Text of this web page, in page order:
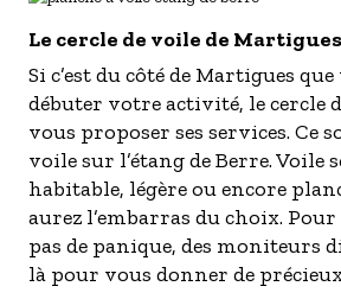
Le cercle de voile de Martigues
Si c’est du côté de Martigues
débuter votre activité, le cercle
vous proposer ses services. Ce
voile sur l’étang de Berre. Voile
habitable, légère ou encore
aurez l’embarras du choix.
pas de panique, des moniteurs
là pour vous donner de